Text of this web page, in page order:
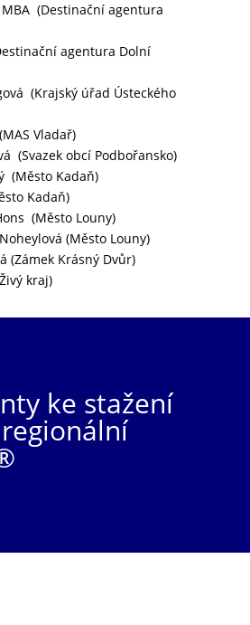
MBA (Destinační agentura
agentura Dolní
(Krajský úřad Ústeckého
Vladař)
(Svazek obcí Podbořansko)
(Město Kadaň)
Kadaň)
(Město Louny)
(Město Louny)
(Zámek Krásný Dvůr)
kraj)
ke stažení
regionální